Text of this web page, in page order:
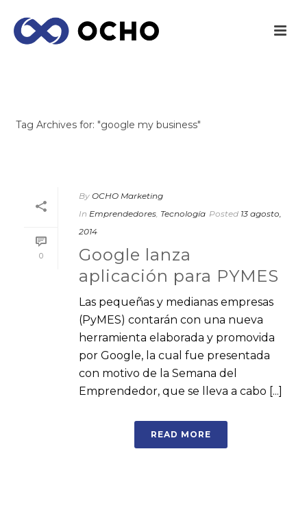
Tag Archives for: "google my business"
0
By OCHO Marketing
In Emprendedores, Tecnología Posted 13 agosto,
2014
Google lanza
aplicación para PYMES
Las pequeñas y medianas empresas
(PyMES) contarán con una nueva
herramienta elaborada y promovida
por Google, la cual fue presentada
con motivo de la Semana del
Emprendedor, que se lleva a cabo [...]
READ MORE